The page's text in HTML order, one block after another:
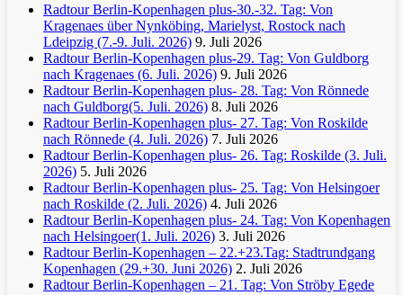
Radtour Berlin-Kopenhagen plus-30.-32. Tag: Von
Kragenaes über Nynköbing, Marielyst, Rostock nach
Ldeipzig (7.-9. Juli. 2026) 9. Juli 2026
Radtour Berlin-Kopenhagen plus-29. Tag: Von Guldborg
nach Kragenaes (6. Juli. 2026) 9. Juli 2026
Radtour Berlin-Kopenhagen plus- 28. Tag: Von Rönnede
nach Guldborg(5. Juli. 2026) 8. Juli 2026
Radtour Berlin-Kopenhagen plus- 27. Tag: Von Roskilde
nach Rönnede (4. Juli. 2026) 7. Juli 2026
Radtour Berlin-Kopenhagen plus- 26. Tag: Roskilde (3. Juli.
2026) 5. Juli 2026
Radtour Berlin-Kopenhagen plus- 25. Tag: Von Helsingoer
nach Roskilde (2. Juli. 2026) 4. Juli 2026
Radtour Berlin-Kopenhagen plus- 24. Tag: Von Kopenhagen
nach Helsingoer(1. Juli. 2026) 3. Juli 2026
Radtour Berlin-Kopenhagen – 22.+23.Tag: Stadtrundgang
Kopenhagen (29.+30. Juni 2026) 2. Juli 2026
Radtour Berlin-Kopenhagen – 21. Tag: Von Ströby Egede